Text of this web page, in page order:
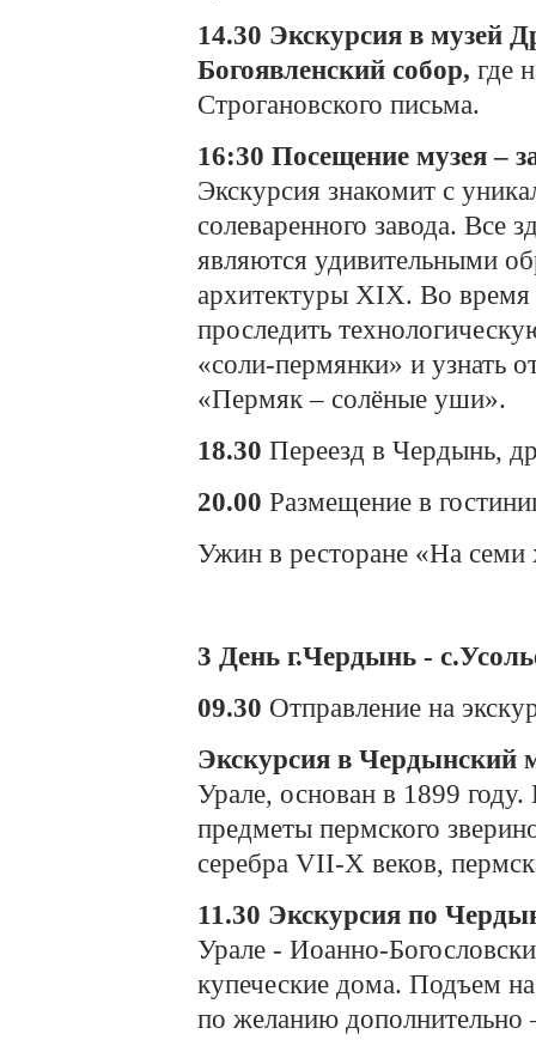
14.30 Экскурсия в музей
Богоявленский собор, где
Строгановского письма.
16:30 Посещение музея –
Экскурсия знакомит с
солеваренного завода. Все
являются удивительными
архитектуры XIX. Во
проследить
«соли-пермянки» и узнать
«Пермяк – солёные уши».
18.30 Переезд в Чердынь,
20.00 Размещение в
Ужин в ресторане «На семи
3 День г.Чердынь -
09.30 Отправление на
Экскурсия в Чердынский
Урале, основан в 1899
предметы пермского
серебра VII-X веков,
11.30 Экскурсия по
Урале - Иоанно-
купеческие дома. Подъем
по желанию дополнительно